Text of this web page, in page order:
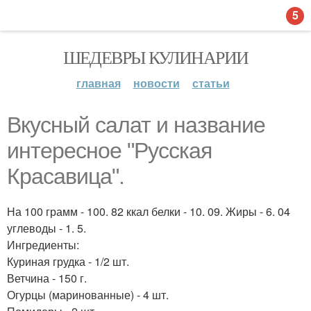
ШЕДЕВРЫ КУЛИНАРИИ
главная новости статьи
Вкусный салат и название
интересное "Русская
Красавица".
На 100 грамм - 100. 82 ккал белки - 10. 09. Жиры - 6. 04
углеводы - 1. 5.
Ингредиенты:
Куриная грудка - 1/2 шт.
Ветчина - 150 г.
Огурцы (маринованные) - 4 шт.
5